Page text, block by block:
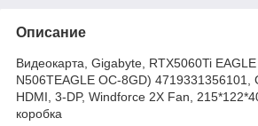
Описание
Видеокарта, Gigabyte, RTX5060Ti
N506TEAGLE OC-8GD) 4719331356101,
HDMI, 3-DP, Windforce 2X Fan,
коробка